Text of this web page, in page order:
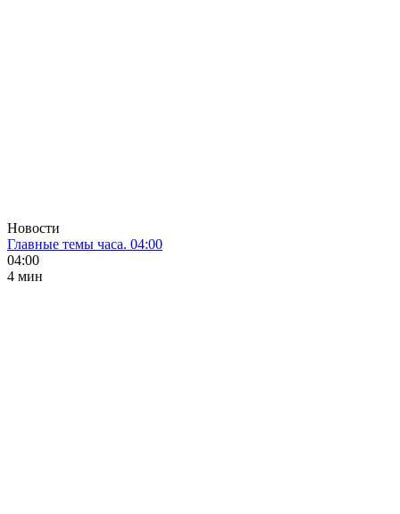
Новости
Главные темы часа. 04:00
04:00
4 мин